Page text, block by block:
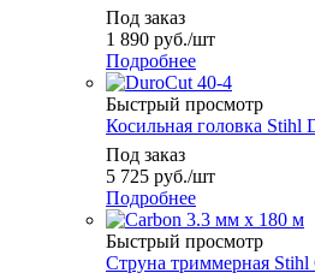
Под заказ
1 890 руб./шт
Подробнее
Быстрый просмотр
Косильная головка Stihl
Под заказ
5 725 руб./шт
Подробнее
Быстрый просмотр
Струна триммерная